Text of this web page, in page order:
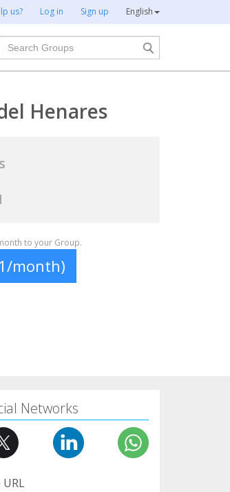
us? Log in Sign up English
Search
Henares
to your Group.
month)
Networks